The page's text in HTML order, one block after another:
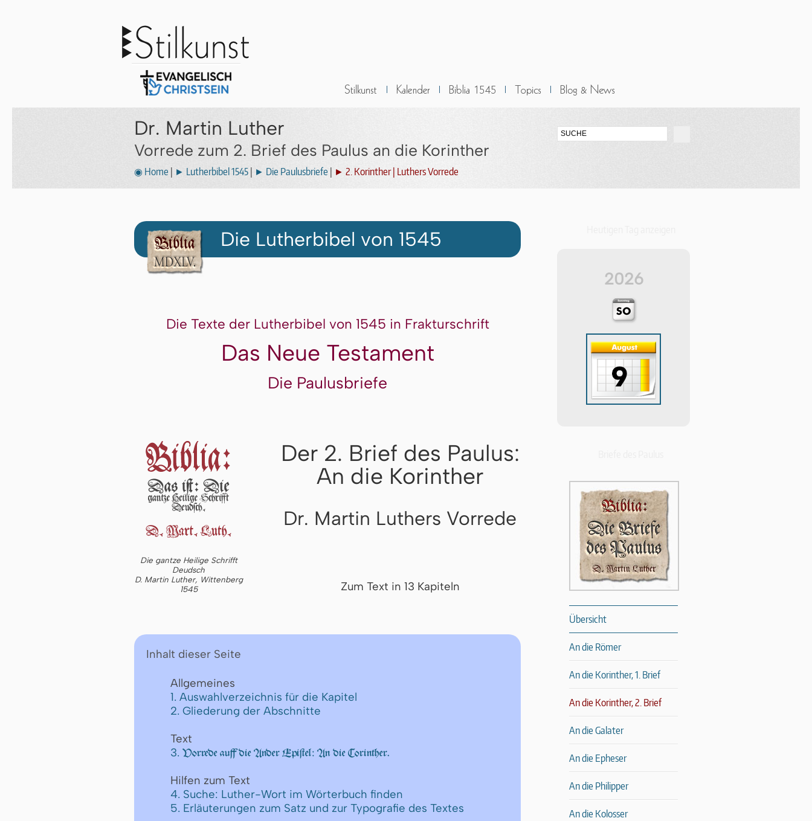
Dr. Martin Luther
Vorrede zum 2. Brief des Paulus an die Korinther
◉ Home ► Lutherbibel 1545 ► Die Paulusbriefe ► 2. Korinther | Luthers Vorrede
Die Lutherbibel von 1545
Die Texte der Lutherbibel von 1545 in Frakturschrift
Das Neue Testament
Die Paulusbriefe
Die gantze Heilige Schrifft
Deudsch
D. Martin Luther, Wittenberg
1545
Der 2. Brief des Paulus:
An die Korinther
Dr. Martin Luthers Vorrede
Zum Text in 13 Kapiteln
Inhalt dieser Seite
Allgemeines
1. Auswahlverzeichnis für die Kapitel
2. Gliederung der Abschnitte
Text
3. Vorrede auff die Ander Epiſtel: An die Corinther.
Hilfen zum Text
4. Suche: Luther-Wort im Wörterbuch finden
5. Erläuterungen zum Satz und zur Typografie des Textes
2026
Übersicht
An die Römer
An die Korinther, 1. Brief
An die Korinther, 2. Brief
An die Galater
An die Epheser
An die Philipper
An die Kolosser